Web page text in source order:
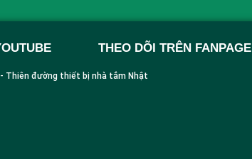
THEO DÕI TRÊN FANPAGE